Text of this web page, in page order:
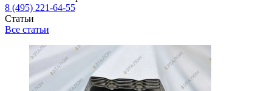
8 (495) 221-64-55
Статьи
Все статьи